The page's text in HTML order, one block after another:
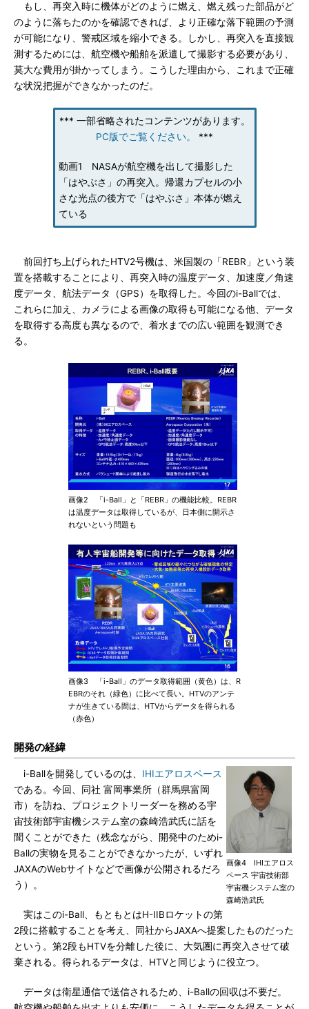
もし、再突入時に機体がどのように燃え、燃え残った部品がど
のように落ちたのかを確認できれば、より正確な落下範囲の予測
が可能になり、警戒区域を縮小できる。しかし、再突入を直接観
測するためには、航空機や船舶を派遣して撮影する必要があり、
莫大な費用が掛かってしまう。こうした理由から、これまで正確
な状況把握ができなかったのだ。
*** 一部省略されたコンテンツがあります。
PC版でご覧ください。
***
動画1 NASAが航空機を出して撮影した
「はやぶさ」の再突入。帰還カプセルの小
さな光点の後方で「はやぶさ」本体が燃え
ている
前回打ち上げられたHTV2号機は、米国製の「REBR」という装
置を搭載することにより、再突入時の温度データ、加速度／角速
度データ、航法データ（GPS）を取得した。今回のi-Ballでは、
これらに加え、カメラによる画像の取得も可能になる他、データ
を取得する高度も異なるので、着水までの広い範囲を観測でき
る。
画像2 「i-Ball」と「REBR」の機能比較。REBR
は温度データは取得しているが、日本側に開示さ
れないという問題も
画像3 「i-Ball」のデータ取得範囲（黄色）は、R
EBRのそれ（緑色）に比べて長い。HTVのアンテ
ナが生きている間は、HTVからデータを得られる
（赤色）
開発の経緯
画像4 IHIエアロス
ペース 宇宙技術部
宇宙機システム室の
森崎浩武氏
i-Ballを開発しているのは、 IHIエアロスペース
である。今回、同社 富岡事業所（群馬県富岡
市）を訪ね、プロジェクトリーダーを務める宇
宙技術部宇宙機システム室の森崎浩武氏に話を
聞くことができた（残念ながら、開発中のためi-
Ballの実物を見ることができなかったが、いずれ
JAXAのWebサイトなどで画像が公開されるだろ
う）。
実はこのi-Ball、もともとはH-IIBロケットの第
2段に搭載することを考え、同社からJAXAへ提案したものだった
という。第2段もHTVを分離した後に、大気圏に再突入させて破
棄される。得られるデータは、HTVと同じように役立つ。
データは衛星通信で送信されるため、i-Ballの回収は不要だ。